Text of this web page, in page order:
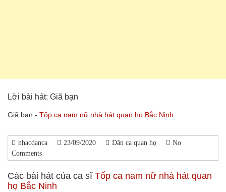
Lời bài hát: Giã bạn
Giã bạn - Tốp ca nam nữ nhà hát quan họ Bắc Ninh
nhacdanca 23/09/2020 Dân ca quan họ
No
Comments
Các bài hát của ca sĩ Tốp ca nam nữ nhà hát quan
họ Bắc Ninh